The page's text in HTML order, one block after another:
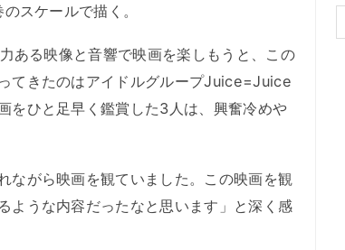
スケールで描く。
ある映像と音響で映画を楽しもうと、この
てきたのはアイドルグループJuice=Juice
をひと足早く鑑賞した3人は、興奮冷めや
がら映画を観ていました。この映画を観
ような内容だったなと思います」と深く感